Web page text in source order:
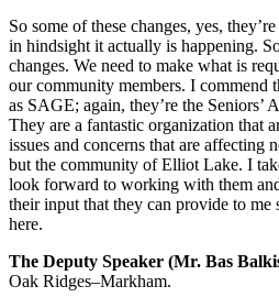
So some of these changes, yes,
in hindsight it actually is happening.
changes. We need to make what is
our community members. I commend
as SAGE; again, they’re the
They are a fantastic organization that
issues and concerns that are
but the community of Elliot Lake. I
look forward to working with them
their input that they can provide to
here.
The Deputy Speaker (Mr. Bas
Oak Ridges–Markham.